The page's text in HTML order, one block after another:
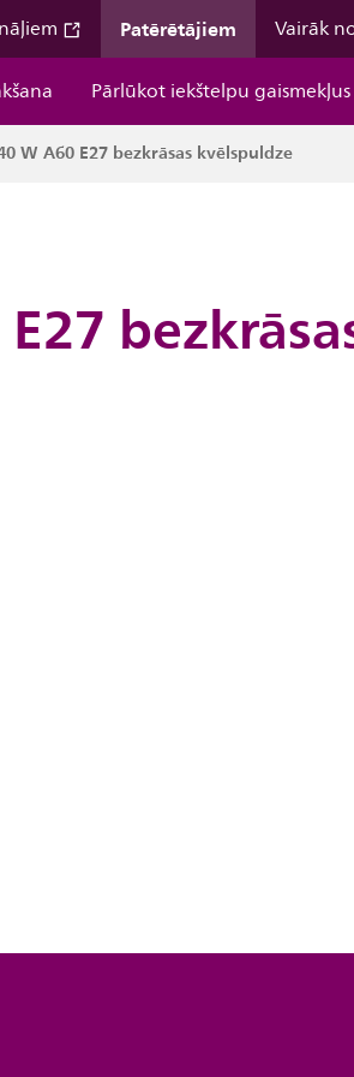
Patērētājiem Vairāk
Pārlūkot iekštelpu gaismekļus
W A60 E27 bezkrāsas kvēlspuldze